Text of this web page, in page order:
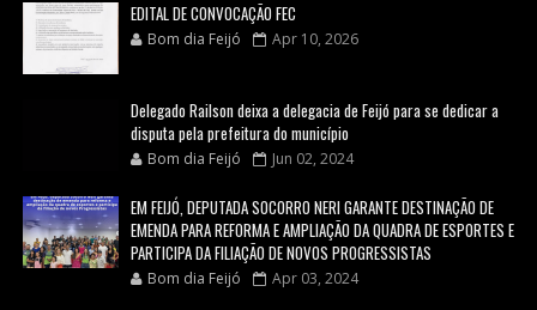
EDITAL DE CONVOCAÇÃO FEC
Bom dia Feijó Apr 10, 2026
Delegado Railson deixa a delegacia de Feijó para se dedicar a
disputa pela prefeitura do município
Bom dia Feijó Jun 02, 2024
EM FEIJÓ, DEPUTADA SOCORRO NERI GARANTE DESTINAÇÃO DE
EMENDA PARA REFORMA E AMPLIAÇÃO DA QUADRA DE ESPORTES E
PARTICIPA DA FILIAÇÃO DE NOVOS PROGRESSISTAS
Bom dia Feijó Apr 03, 2024